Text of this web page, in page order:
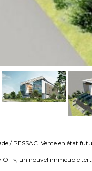
/ PESSAC  Vente en état
», un nouvel immeuble